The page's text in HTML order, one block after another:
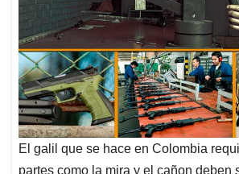
El galil que se hace en Colombia
partes como la mira y el cañon deben